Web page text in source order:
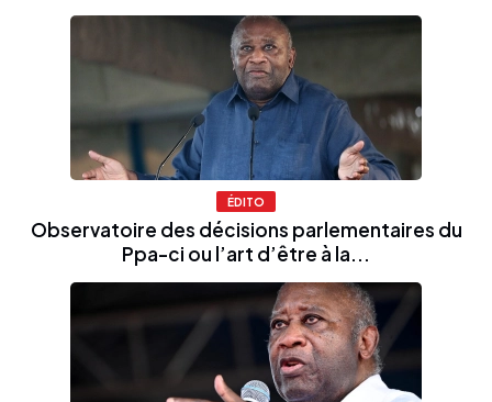
ÉDITO
Observatoire des décisions parlementaires du
Ppa-ci ou l’art d’être à la...